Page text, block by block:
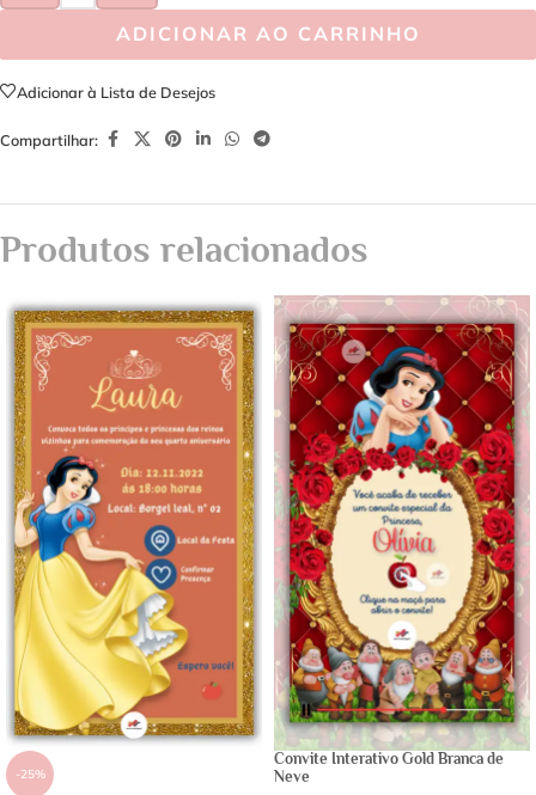
ADICIONAR AO CARRINHO
Adicionar à Lista de Desejos
Compartilhar:
Produtos relacionados
-25%
Convite Interativo Gold Branca de
Neve